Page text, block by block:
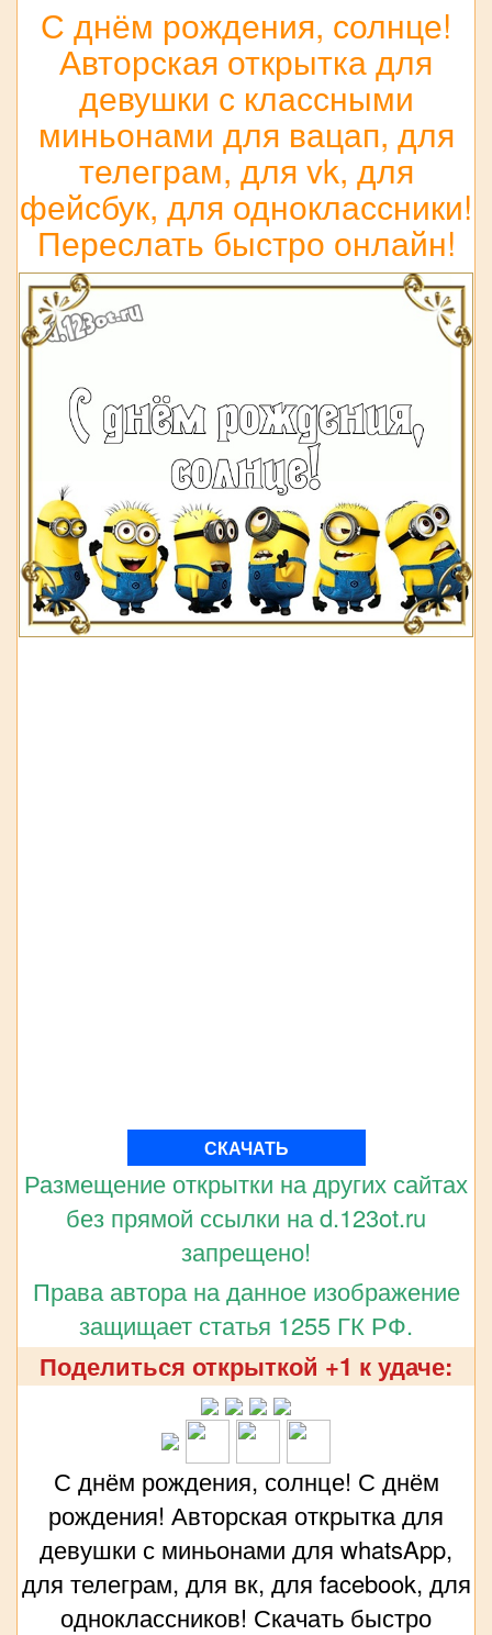
С днём рождения, солнце!
Авторская открытка для
девушки с классными
миньонами для вацап, для
телеграм, для vk, для
фейсбук, для одноклассники!
Переслать быстро онлайн!
СКАЧАТЬ
Размещение открытки на других сайтах
без прямой ссылки на d.123ot.ru
запрещено!
Права автора на данное изображение
защищает статья 1255 ГК РФ.
Поделиться открыткой +1 к удаче:
С днём рождения, солнце! С днём
рождения! Авторская открытка для
девушки с миньонами для whatsApp,
для телеграм, для вк, для facebook, для
одноклассников! Скачать быстро